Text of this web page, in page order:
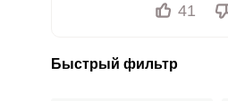
41
Быстрый фильтр